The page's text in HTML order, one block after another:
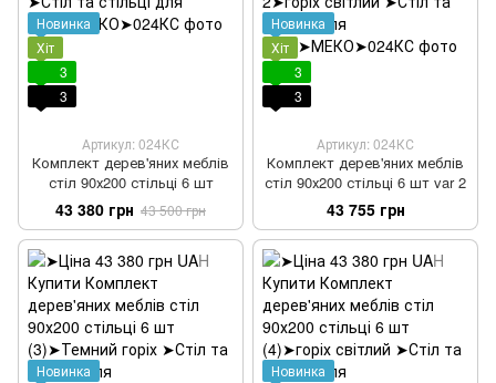
Новинка
Хіт
3
3
Артикул: 024КС
Комплект дерев'яних меблів
стіл 90х200 стільці 6 шт
43 380 грн 43 500 грн
Новинка
Хіт
3
3
Артикул: 024КС
Комплект дерев'яних меблів
стіл 90х200 стільці 6 шт var 2
43 755 грн
Новинка
Новинка